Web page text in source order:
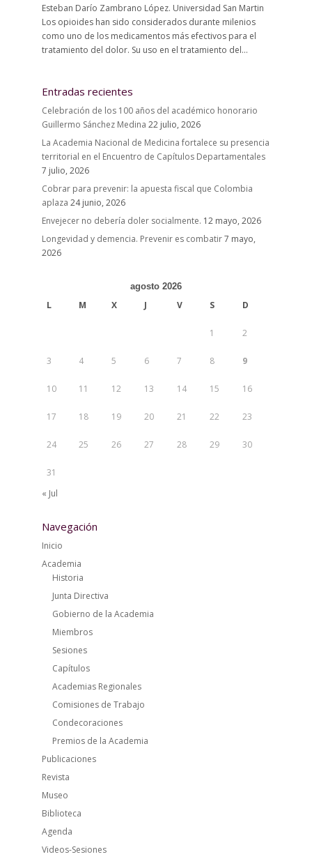
Esteban Darío Zambrano López. Universidad San Martin
Los opioides han sido considerados durante milenios
como uno de los medicamentos más efectivos para el
tratamiento del dolor. Su uso en el tratamiento del...
Entradas recientes
Celebración de los 100 años del académico honorario
Guillermo Sánchez Medina 22 julio, 2026
La Academia Nacional de Medicina fortalece su presencia
territorial en el Encuentro de Capítulos Departamentales
7 julio, 2026
Cobrar para prevenir: la apuesta fiscal que Colombia
aplaza 24 junio, 2026
Envejecer no debería doler socialmente. 12 mayo, 2026
Longevidad y demencia. Prevenir es combatir7 mayo,
2026
agosto 2026
L M X J V S D
1 2
3 4 5 6 7 8 9
10 11 12 13 14 15 16
17 18 19 20 21 22 23
24 25 26 27 28 29 30
31
« Jul
Navegación
Inicio
Academia
Historia
Junta Directiva
Gobierno de la Academia
Miembros
Sesiones
Capítulos
Academias Regionales
Comisiones de Trabajo
Condecoraciones
Premios de la Academia
Publicaciones
Revista
Museo
Biblioteca
Agenda
Videos-Sesiones